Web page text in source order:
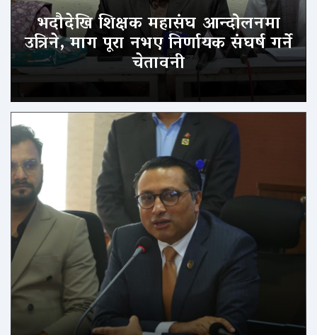
भदौदेखि शिक्षक महासंघ आन्दोलनमा
उत्रिने, माग पूरा नभए निर्णायक संघर्ष गर्ने
चेतावनी